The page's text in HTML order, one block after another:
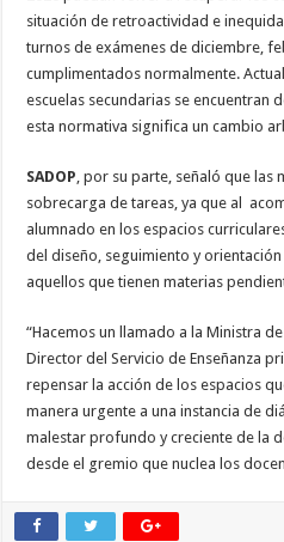
situación de retroactividad e
turnos de exámenes de diciembre,
cumplimentados normalmente.
escuelas secundarias se encuentran
esta normativa significa un cambio
SADOP, por su parte, señaló que las
sobrecarga de tareas, ya que al
alumnado en los espacios
del diseño, seguimiento y
aquellos que tienen materias
“Hacemos un llamado a la Ministra
Director del Servicio de Enseñanza
repensar la acción de los espacios
manera urgente a una instancia de
malestar profundo y creciente de la
desde el gremio que nuclea los